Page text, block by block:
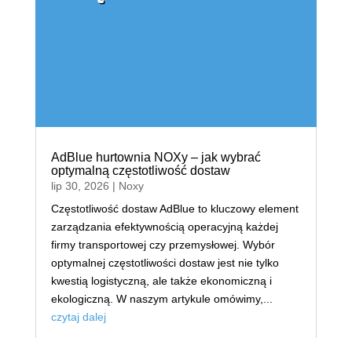
AdBlue hurtownia NOXy – jak wybrać
optymalną częstotliwość dostaw
lip 30, 2026 | Noxy
Częstotliwość dostaw AdBlue to kluczowy element
zarządzania efektywnością operacyjną każdej
firmy transportowej czy przemysłowej. Wybór
optymalnej częstotliwości dostaw jest nie tylko
kwestią logistyczną, ale także ekonomiczną i
ekologiczną. W naszym artykule omówimy,...
czytaj dalej